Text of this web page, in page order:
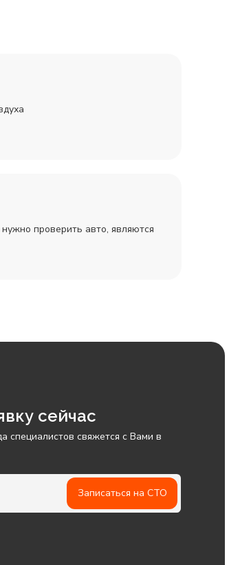
проверить авто, являются
сейчас
специалистов свяжется с Вами в
Записаться на СТО